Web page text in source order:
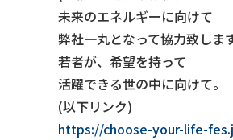
未来のエネルギーに向けて
弊社一丸となって協力致します
若者が、希望を持って
活躍できる世の中に向けて。
(以下リンク)
https://choose-your-life-